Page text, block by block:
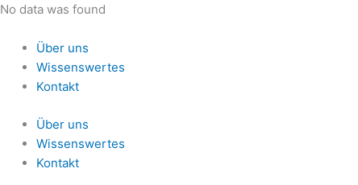
Zum
springen
No data was found
Über uns
Wissenswertes
Kontakt
Über uns
Wissenswertes
Kontakt